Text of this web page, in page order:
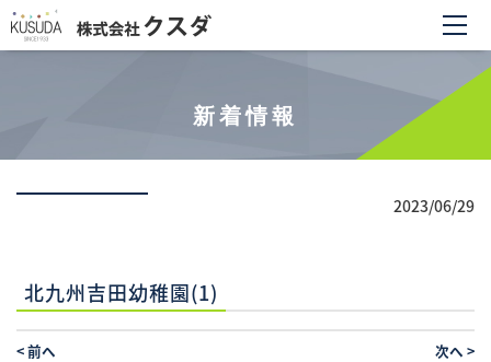
新着情報
2023/06/29
北九州吉田幼稚園(1)
<前へ 次へ >